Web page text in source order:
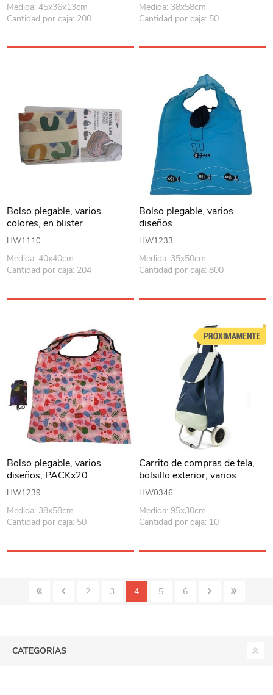
Medida: 45x36x13cm
Cantidad por caja: 200
Medida: 38x58cm
Cantidad por caja: 50
Bolso plegable, varios
colores, en blister
HW1110
Medida: 40x40cm
Cantidad por caja: 204
Bolso plegable, varios
diseños
HW1233
Medida: 35x50cm
Cantidad por caja: 800
Bolso plegable, varios
diseños, PACKx20
HW1239
Medida: 38x58cm
Cantidad por caja: 50
Carrito de compras de tela,
bolsillo exterior, varios
colores
HW0346
Medida: 95x30cm
Cantidad por caja: 10
2 3 4 5 6
CATEGORÍAS